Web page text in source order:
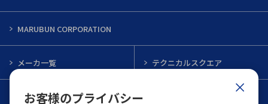
お客様のプライバシー
MARUBUN CORPORATION
メーカ一覧 テクニカルスクエア
インフォメーション